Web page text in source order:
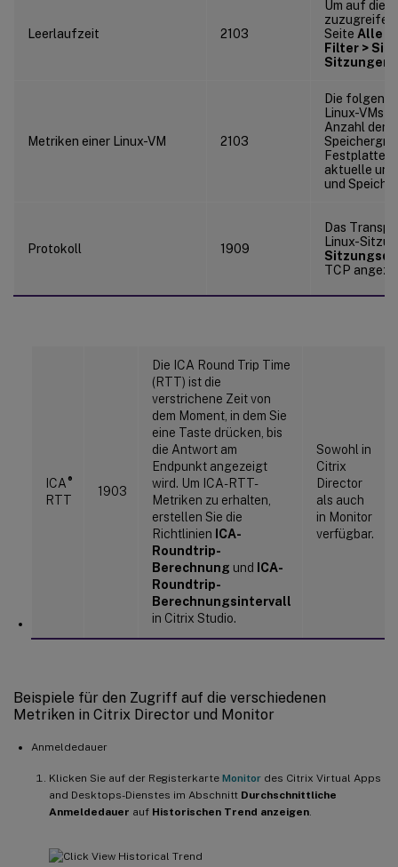
Leerlaufzeit 2103
Um auf
Seite Alle
Filter >
Sitzungen
Metriken einer Linux-VM 2103
Die
Linux-VMs
Anzahl der
aktuelle
und
Protokoll 1909
Das
Linux-
TCP
ICA®
RTT
1903
Die ICA Round Trip Time
(RTT) ist die
verstrichene Zeit von
dem Moment, in dem Sie
eine Taste drücken, bis
die Antwort am
Endpunkt angezeigt
wird. Um ICA-RTT-
Metriken zu erhalten,
erstellen Sie die
Richtlinien ICA-
Roundtrip-
Berechnung und
ICA-
Roundtrip-
Berechnungsintervall
in Citrix Studio.
Sowohl in
Citrix
Director
als auch
in Monitor
verfügbar.
Beispiele für den Zugriff auf die verschiedenen
Metriken in Citrix Director und Monitor
Anmeldedauer
Klicken Sie auf der Registerkarte Monitor des Citrix Virtual Apps
and Desktops-Dienstes im Abschnitt Durchschnittliche
Anmeldedauer auf Historischen Trend anzeigen